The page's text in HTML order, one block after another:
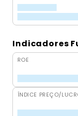
Indicadores
ROE
ÍNDICE PREÇO/